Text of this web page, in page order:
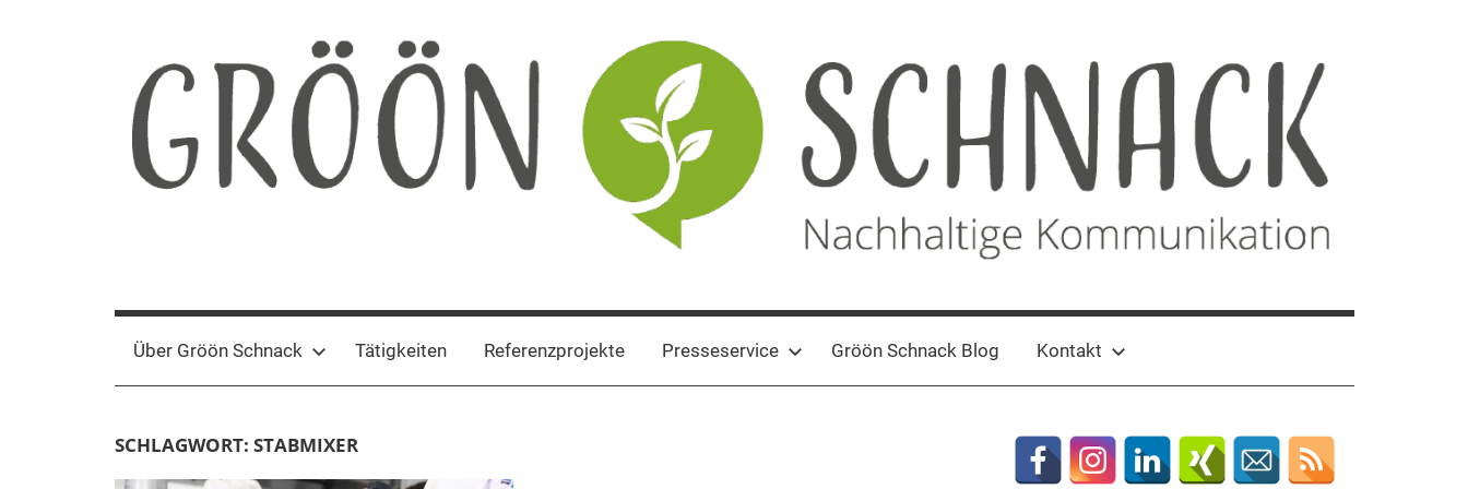
Gröön
Schnack
Kommunikation
Über Gröön Schnack Tätigkeiten Referenzprojekte Presseservice Gröön Schnack Blog Kontakt
SCHLAGWORT: STABMIXER